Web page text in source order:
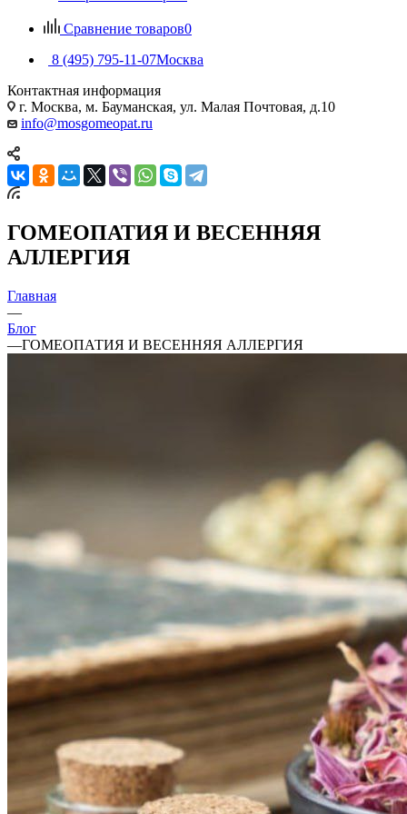
Сравнение товаров0
8 (495) 795-11-07Москва
Контактная информация
г. Москва, м. Бауманская, ул. Малая Почтовая, д.10
info@mosgomeopat.ru
ГОМЕОПАТИЯ И ВЕСЕННЯЯ
АЛЛЕРГИЯ
Главная
—
Блог
—ГОМЕОПАТИЯ И ВЕСЕННЯЯ АЛЛЕРГИЯ